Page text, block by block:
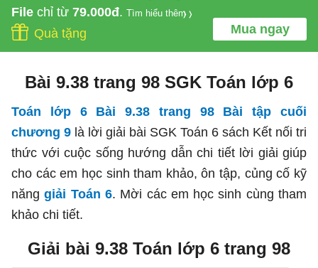
File chỉ từ 79.000đ. Tìm hiểu thêm
Mua ngay
Quà tặng
Bài 9.38 trang 98 SGK Toán lớp 6
Toán lớp 6 Bài 9.38 trang 98 Bài tập cuối
chương 9 là lời giải bài SGK Toán 6 sách Kết nối tri
thức với cuộc sống hướng dẫn chi tiết lời giải giúp
cho các em học sinh tham khảo, ôn tập, củng cố kỹ
nănggiải Toán 6. Mời các em học sinh cùng tham
khảo chi tiết.
Giải bài 9.38 Toán lớp 6 trang 98